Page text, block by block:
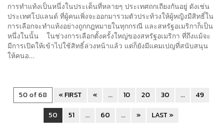
การทำแท้งเป็นหนึ่งในประเด็นที่หลายๆ ประเทศถกเถียงกันอยู่ ดังเช่น
ประเทศโปแลนด์ ที่ผู้คนเพิ่งจะออกมารวมตัวประท้วงให้ผู้หญิงมีสิทธิ์ใน
การเลือกจะทำแท้งอย่างถูกกฎหมายในทุกกรณี และสหรัฐอเมริกาก็เป็น
หนึ่งในนั้น ในช่วงการเลือกตั้งครั้งใหญ่ของสหรัฐอเมริกา ที่ถึงแม้จะ
มีการเปิดให้เข้าไปใช้สิทธิ์ล่วงหน้าแล้ว แต่ก็ยังมีแคมเปญที่สนับสนุน
ให้คนอ...
50 of 68 « FIRST « ... 10 20 30 ...
49
50
51 ... 60 ... » LAST »